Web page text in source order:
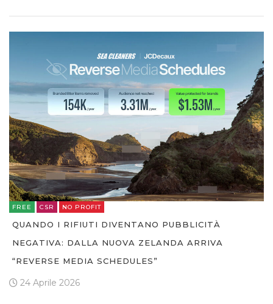
FREE CSR NO PROFIT
QUANDO I RIFIUTI DIVENTANO PUBBLICITÀ
NEGATIVA: DALLA NUOVA ZELANDA ARRIVA
“REVERSE MEDIA SCHEDULES”
24 Aprile 2026